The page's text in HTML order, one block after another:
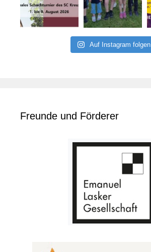
Auf Instagram folgen
Freunde und Förderer